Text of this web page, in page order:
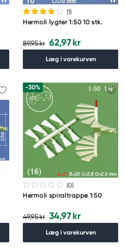
(1)
Hermoli lygter 1:50 10 stk.
89,95 kr 62,97 kr
Læg i varekurven
-30%
(0)
Hermoli spiraltrappe 1:50
49,95 kr 34,97 kr
Læg i varekurven